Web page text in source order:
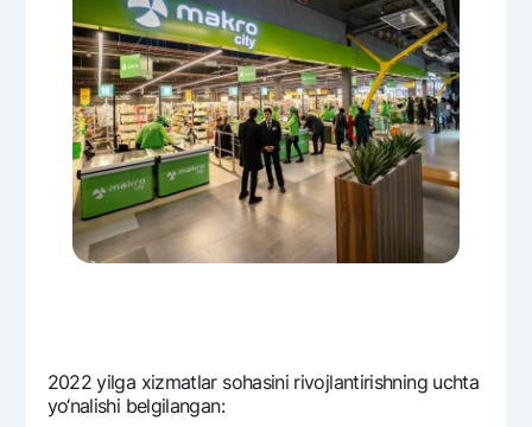
2022 yilga xizmatlar sohasini rivojlantirishning uchta
yo‘nalishi bеlgilangan: